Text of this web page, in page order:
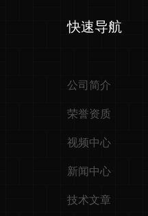
快速导航
公司简介
荣誉资质
视频中心
新闻中心
技术文章